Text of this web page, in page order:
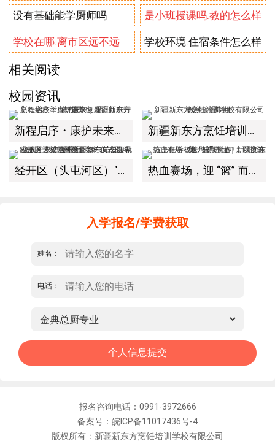
没有基础能学厨师吗 是小班授课吗.教的怎么样
学校在哪.离市区远不远 学校环境.住宿条件怎么样
相关阅读
校园资讯
新程启序・康护未来｜新疆新东方烹饪学校举办中医康复理疗师班开幕仪式！ 新疆新东方烹饪培训学校有限公司教学管理制度
经开区（头屯河区）"3+10"公共就业服务进校园暨新疆新东方烹饪学校人才双选会+校企签约仪式圆满举行 热血赛场，迎 “篮” 而上｜新疆新东方烹饪学校篮球赛进行中！以技筑梦，乐享青春
入学报名/学费获取
姓名：
电话：
报名咨询电话：0991-3972666
备案号：皖ICP备11017436号-4
版权所有：新疆新东方烹饪培训学校有限公司